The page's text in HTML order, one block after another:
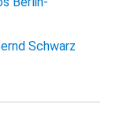
Schwarz